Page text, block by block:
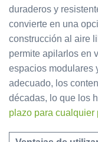
duraderos y
convierte en una
construcción al aire
permite apilarlos en
espacios modulares
adecuado, los
décadas, lo que los
plazo para cualquier